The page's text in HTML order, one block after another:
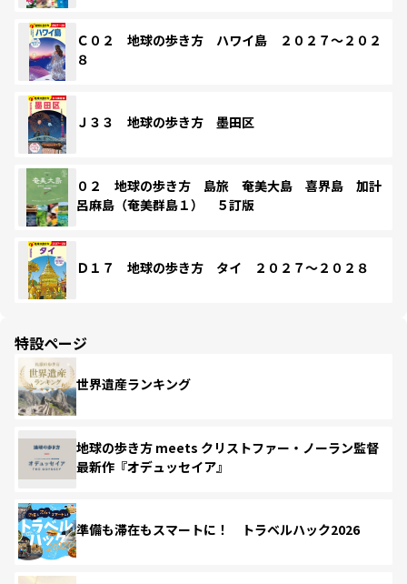
Ｃ０２ 地球の歩き方 ハワイ島 ２０２７～２０２
８
Ｊ３３ 地球の歩き方 墨田区
０２ 地球の歩き方 島旅 奄美大島 喜界島 加計
呂麻島（奄美群島１） ５訂版
Ｄ１７ 地球の歩き方 タイ ２０２７～２０２８
特設ページ
世界遺産ランキング
地球の歩き方 meets クリストファー・ノーラン監督
最新作『オデュッセイア』
準備も滞在もスマートに！ トラベルハック2026